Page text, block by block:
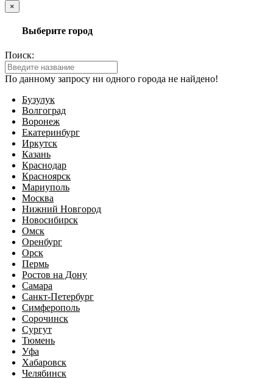
×
Выберите город
Поиск:
По данному запросу ни одного города не найдено!
Бузулук
Волгоград
Воронеж
Екатеринбург
Иркутск
Казань
Краснодар
Красноярск
Мариуполь
Москва
Нижний Новгород
Новосибирск
Омск
Оренбург
Орск
Пермь
Ростов на Дону
Самара
Санкт-Петербург
Симферополь
Сорочинск
Сургут
Тюмень
Уфа
Хабаровск
Челябинск